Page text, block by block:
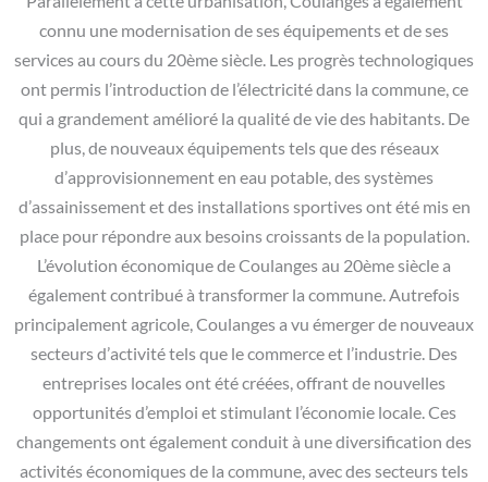
connu une modernisation de ses équipements et de ses
services au cours du 20ème siècle. Les progrès technologiques
ont permis l’introduction de l’électricité dans la commune, ce
qui a grandement amélioré la qualité de vie des habitants. De
plus, de nouveaux équipements tels que des réseaux
d’approvisionnement en eau potable, des systèmes
d’assainissement et des installations sportives ont été mis en
place pour répondre aux besoins croissants de la population.
L’évolution économique de Coulanges au 20ème siècle a
également contribué à transformer la commune. Autrefois
principalement agricole, Coulanges a vu émerger de nouveaux
secteurs d’activité tels que le commerce et l’industrie. Des
entreprises locales ont été créées, offrant de nouvelles
opportunités d’emploi et stimulant l’économie locale. Ces
changements ont également conduit à une diversification des
activités économiques de la commune, avec des secteurs tels